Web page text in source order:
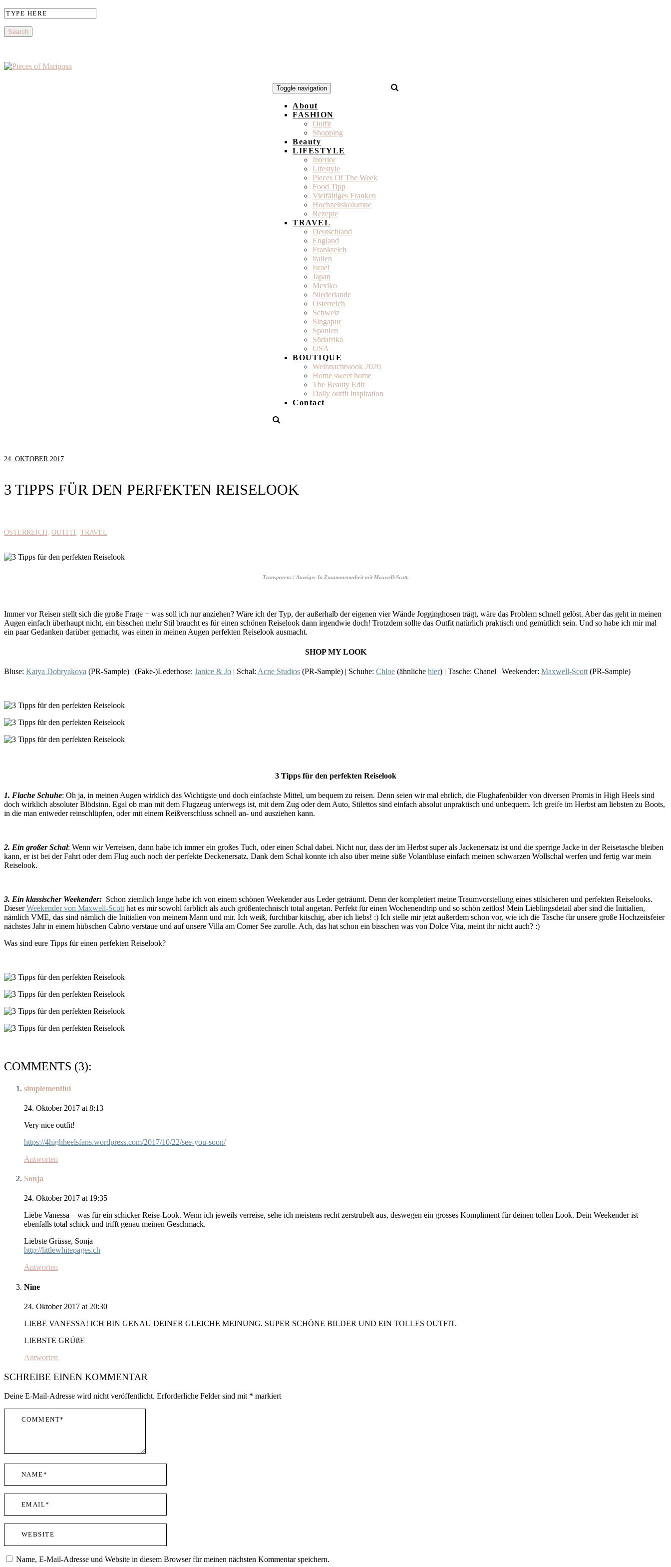
Toggle navigation
About
FASHION
Outfit
Shopping
Beauty
LIFESTYLE
Interior
Lifestyle
Pieces Of The Week
Food Tipp
Vielfältiges Franken
Hochzeitskolumne
Rezepte
TRAVEL
Deutschland
England
Frankreich
Italien
Israel
Japan
Mexiko
Niederlande
Österreich
Schweiz
Singapur
Spanien
Südafrika
USA
BOUTIQUE
Weihnachtslook 2020
Home sweet home
The Beauty Edit
Daily outfit inspiration
Contact
24. OKTOBER 2017
3 TIPPS FÜR DEN PERFEKTEN REISELOOK
ÖSTERREICH OUTFIT TRAVEL
Transparenz / Anzeige: In Zusammenarbeit mit Maxwell-Scott.
Immer vor Reisen stellt sich die große Frage − was soll ich nur anziehen? Wäre ich der Typ, der außerhalb der eigenen vier Wände Jogginghosen trägt, wäre das Problem schnell gelöst. Aber das geht in meinen
Augen einfach überhaupt nicht, ein bisschen mehr Stil braucht es für einen schönen Reiselook dann irgendwie doch! Trotzdem sollte das Outfit natürlich praktisch und gemütlich sein. Und so habe ich mir mal
ein paar Gedanken darüber gemacht, was einen in meinen Augen perfekten Reiselook ausmacht.
SHOP MY LOOK
Bluse: Katya Dobryakova (PR-Sample) | (Fake-)Lederhose: Janice & Jo | Schal: Acne Studios (PR-Sample) | Schuhe: Chloe (ähnliche hier) | Tasche: Chanel | Weekender: Maxwell-Scott (PR-Sample)
3 Tipps für den perfekten Reiselook
1. Flache Schuhe: Oh ja, in meinen Augen wirklich das Wichtigste und doch einfachste Mittel, um bequem zu reisen. Denn seien wir mal ehrlich, die Flughafenbilder von diversen Promis in High Heels sind
doch wirklich absoluter Blödsinn. Egal ob man mit dem Flugzeug unterwegs ist, mit dem Zug oder dem Auto, Stilettos sind einfach absolut unpraktisch und unbequem. Ich greife im Herbst am liebsten zu Boots,
in die man entweder reinschlüpfen, oder mit einem Reißverschluss schnell an- und ausziehen kann.
2. Ein großer Schal: Wenn wir Verreisen, dann habe ich immer ein großes Tuch, oder einen Schal dabei. Nicht nur, dass der im Herbst super als Jackenersatz ist und die sperrige Jacke in der Reisetasche bleiben
kann, er ist bei der Fahrt oder dem Flug auch noch der perfekte Deckenersatz. Dank dem Schal konnte ich also über meine süße Volantbluse einfach meinen schwarzen Wollschal werfen und fertig war mein
Reiselook.
3. Ein klassischer Weekender: Schon ziemlich lange habe ich von einem schönen Weekender aus Leder geträumt. Denn der kompletiert meine Traumvorstellung eines stilsicheren und perfekten Reiselooks.
DieserWeekender von Maxwell-Scott hat es mir sowohl farblich als auch größentechnisch total angetan. Perfekt für einen Wochenendtrip und so schön zeitlos! Mein Lieblingsdetail aber sind die Initialien,
nämlich VME, das sind nämlich die Initialien von meinem Mann und mir. Ich weiß, furchtbar kitschig, aber ich liebs! :) Ich stelle mir jetzt außerdem schon vor, wie ich die Tasche für unsere große Hochzeitsfeier
nächstes Jahr in einem hübschen Cabrio verstaue und auf unsere Villa am Comer See zurolle. Ach, das hat schon ein bisschen was von Dolce Vita, meint ihr nicht auch? :)
Was sind eure Tipps für einen perfekten Reiselook?
COMMENTS (3):
simplementlui
24. Oktober 2017 at 8:13
Very nice outfit!
https://4highheelsfans.wordpress.com/2017/10/22/see-you-soon/
Antworten
Sonja
24. Oktober 2017 at 19:35
Liebe Vanessa – was für ein schicker Reise-Look. Wenn ich jeweils verreise, sehe ich meistens recht zerstrubelt aus, deswegen ein grosses Kompliment für deinen tollen Look. Dein Weekender ist
ebenfalls total schick und trifft genau meinen Geschmack.
Liebste Grüsse, Sonja
http://littlewhitepages.ch
Antworten
Nine
24. Oktober 2017 at 20:30
LIEBE VANESSA! ICH BIN GENAU DEINER GLEICHE MEINUNG. SUPER SCHÖNE BILDER UND EIN TOLLES OUTFIT.
LIEBSTE GRÜßE
Antworten
SCHREIBE EINEN KOMMENTAR
Deine E-Mail-Adresse wird nicht veröffentlicht. Erforderliche Felder sind mit * markiert
Name, E-Mail-Adresse und Website in diesem Browser für meinen nächsten Kommentar speichern.